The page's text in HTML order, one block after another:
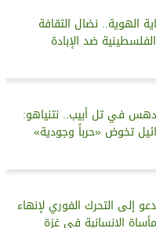
الهوية.. نضال الثقافة
الفلسطينية ضد الإبادة
في تل أبيب.. نتنياهو:
تخوض «حرباً وجودية»
إلى التحرك الفوري لإنهاء
الإنسانية في غزة